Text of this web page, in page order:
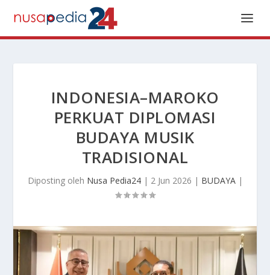
INDONESIA–MAROKO
PERKUAT DIPLOMASI
BUDAYA MUSIK
TRADISIONAL
Diposting oleh Nusa Pedia24| 2 Jun 2026 | BUDAYA|